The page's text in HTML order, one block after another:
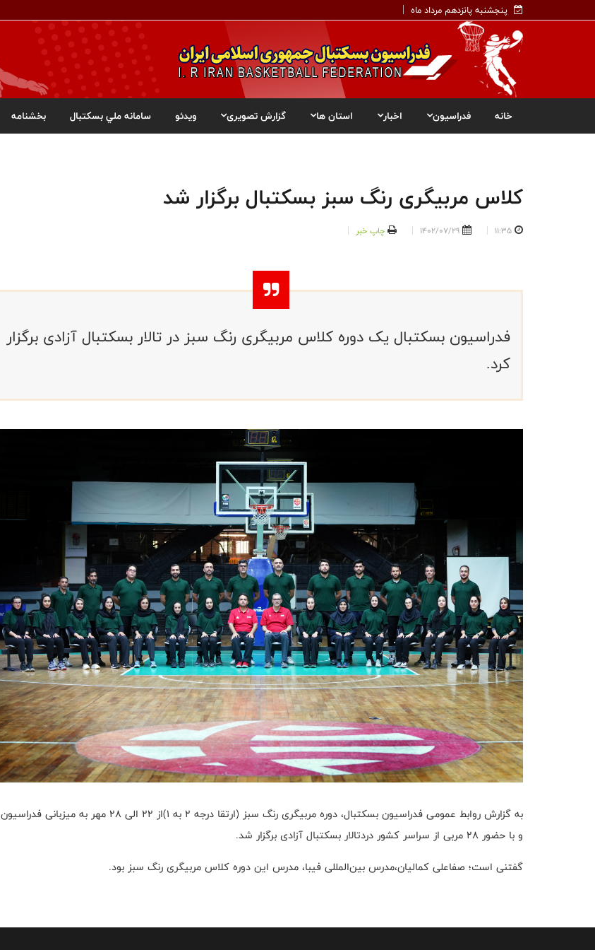
پنجشنبه پانزدهم مرداد ماه
خانه فدراسیون اخبار استان ها گزارش تصویری ویدئو سامانه ملي بسکتبال بخشنامه
کلاس مربیگری رنگ سبز بسکتبال برگزار شد
11:35
1402/07/29 چاپ خبر
فدراسیون بسکتبال یک دوره کلاس مربیگری رنگ سبز در تالار بسکتبال آزادی برگزار
کرد.
به گزارش روابط عمومی فدراسیون بسکتبال، دوره مربیگری رنگ سبز (ارتقا درجه ۲ به ۱)از ۲۲ الی ۲۸ مهر به میزبانی فدراسیون
و با حضور ۲۸ مربی از سراسر کشور دردتالار بسکتبال آزادی برگزار شد.
گفتنی است؛ صفاعلی کمالیان،مدرس بین‌المللی فیبا، مدرس این دوره کلاس مربیگری رنگ سبز بود.